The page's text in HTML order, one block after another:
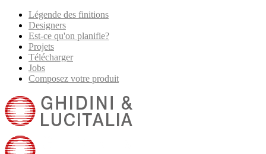
Légende des finitions
Designers
Est-ce qu'on planifie?
Projets
Télécharger
Jobs
Composez votre produit